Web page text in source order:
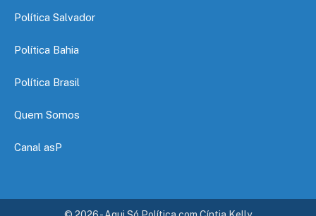
Política Salvador
Política Bahia
Política Brasil
Quem Somos
Canal asP